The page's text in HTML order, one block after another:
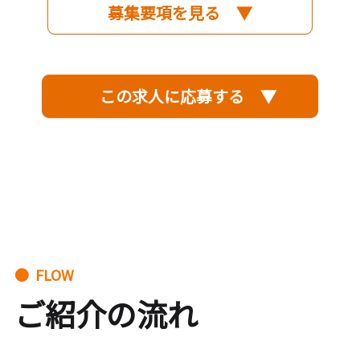
募集要項を見る ▼
この求人に応募する ▼
● FLOW
ご紹介の流れ